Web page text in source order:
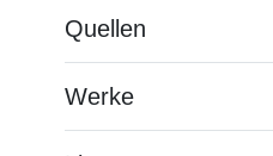
Quellen
Werke